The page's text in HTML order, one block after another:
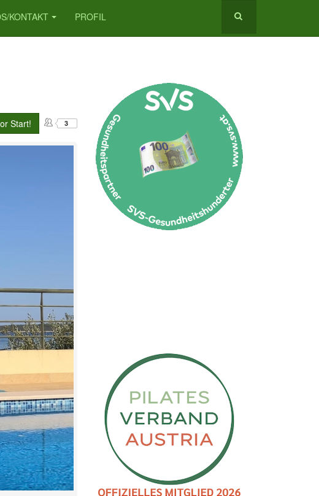
KONTAKT PROFIL
Start! 3